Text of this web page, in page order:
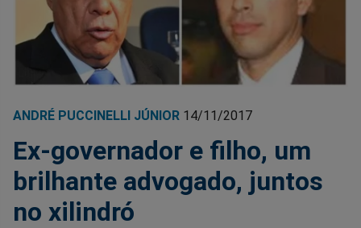
ANDRÉ PUCCINELLI JÚNIOR 14/11/2017
Ex-governador e filho, um
brilhante advogado, juntos
no xilindró